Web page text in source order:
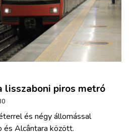
lisszaboni piros metró
és négy állomással
és Alcântara között.